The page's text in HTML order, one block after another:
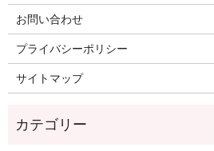
お問い合わせ
プライバシーポリシー
サイトマップ